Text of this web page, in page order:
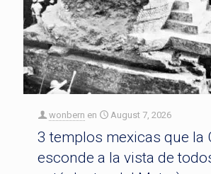
wonbern en August 7, 2026
3 templos mexicas que la
esconde a la vista de